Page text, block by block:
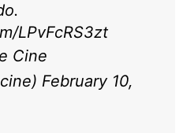
LPvFcRS3zt
Cine
February 10,